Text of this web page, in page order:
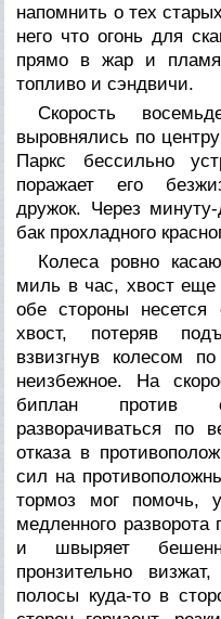
напомнить о тех
него что огонь для
прямо в жар и
топливо и сэндвичи.
Скорость
выровнялись по
Паркс бессильно
поражает его
дружок. Через
бак прохладного
Колеса ровно
миль в час, хвост
обе стороны несется
хвост, потеряв
взвизгнув колесом
неизбежное. На
биплан против
разворачиваться по
отказа в
сил на
тормоз мог помочь,
медленного разворота
и швыряет
пронзительно
полосы куда-то в